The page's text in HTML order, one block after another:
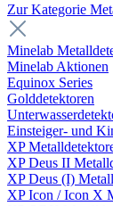
Zur Kategorie
Minelab
Minelab Aktionen
Equinox Series
Golddetektoren
Einsteiger- und
XP
XP Deus II
XP Deus (I)
XP Icon / Icon X